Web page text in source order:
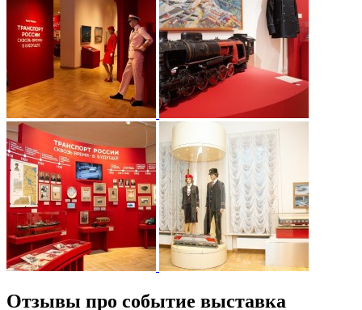
Отзывы про событие выставка